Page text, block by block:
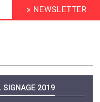
HEADER
MENU
» NEWSLETTER
SIGNAGE 2019